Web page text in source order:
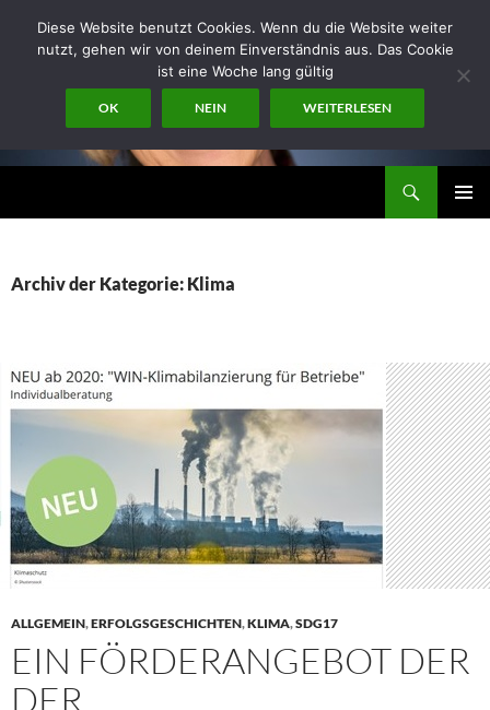
Inhalt
Archiv der Kategorie: Klima
ALLGEMEIN,ERFOLGSGESCHICHTEN,KLIMA,SDG17
EIN FÖRDERANGEBOT DER
DER
Diese Website benutzt Cookies. Wenn du die Website weiter
nutzt, gehen wir von deinem Einverständnis aus. Das Cookie
ist eine Woche lang gültig
OK NEIN WEITERLESEN